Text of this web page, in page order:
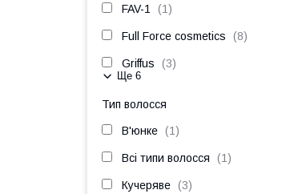
FAV-1 1
Full Force cosmetics 8
Griffus 3
Ще 6
Тип волосся
В'юнке 1
Всі типи волосся 1
Кучеряве 3